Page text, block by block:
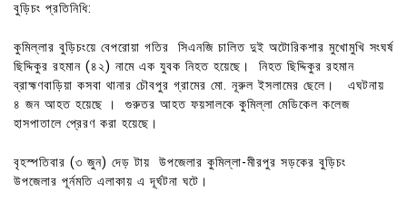
বুড়িচং প্রতিনিধি:
কুমিল্লার বুড়িচংয়ে বেপরোয়া গতির সিএনজি চালিত দুই অটোরিকশার মুখোমুখি সংঘর্ষ
ছিদ্দিকুর রহমান (৪২) নামে এক যুবক নিহত হয়েছে। নিহত ছিদ্দিকুর রহমান
ব্রাহ্মণবাড়িয়া কসবা থানার চৌবপুর গ্রামের মো. নূরুল ইসলামের ছেলে। এঘটনায়
৪ জন আহত হয়েছে । গুরুতর আহত ফয়সালকে কুমিল্লা মেডিকেল কলেজ
হাসপাতালে প্রেরণ করা হয়েছে।
বৃহস্পতিবার (৩ জুন) দেড় টায় উপজেলার কুমিল্লা-মীরপুর সড়কের বুড়িচং
উপজেলার পূর্নমতি এলাকায় এ দূর্ঘটনা ঘটে।